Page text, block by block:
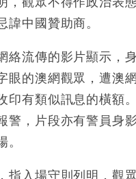
再籌逾360億美元 支援
K11 9月升級會員制度 增
月零售額連升14個月 珠寶
啟最多10億美元回購 派
諱中國贊助商。
絡流傳的影片顯示，
眼的澳網觀眾，遭澳
印有類似訊息的橫額
警，片段亦有警員身
。
指入場守則列明，觀